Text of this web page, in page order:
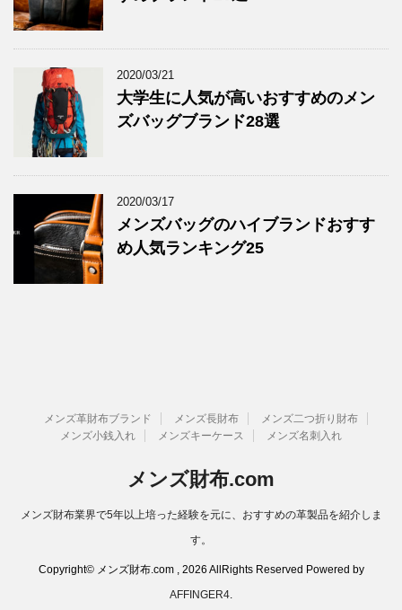
2020/03/21
大学生に人気が高いおすすめのメン
ズバッグブランド28選
2020/03/17
メンズバッグのハイブランドおすす
め人気ランキング25
メンズ革財布ブランド メンズ長財布
メンズ二つ折り財布
メンズ小銭入れ
メンズキーケース メンズ名刺入れ
メンズ財布.com
メンズ財布業界で5年以上培った経験を元に、おすすめの革製品を紹介しま
す。
Copyright© メンズ財布.com , 2026 AllRights Reserved Powered by
AFFINGER4.